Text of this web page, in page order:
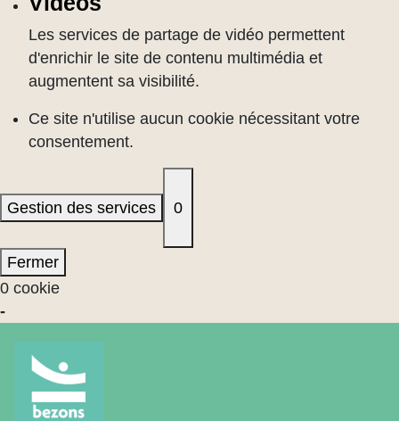
Les services de partage de vidéo permettent
d'enrichir le site de contenu multimédia et
augmentent sa visibilité.
Ce site n'utilise aucun cookie nécessitant votre
consentement.
Gestion des services 0
Fermer
0 cookie
-